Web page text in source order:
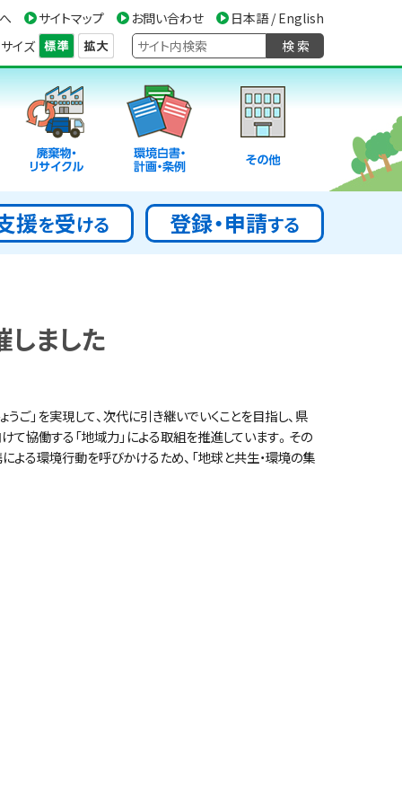
サイトマップ お問い合わせ
日本語 / English
イズ
検 索
廃棄物・
リサイクル
環境白書・
計画・条例
その他
援を受ける 登録・申請する
しました
ご」を実現して、次代に引き継いでいくことを目指し、県
て協働する「地域力」による取組を推進しています。その
よる環境行動を呼びかけるため、「地球と共生・環境の集